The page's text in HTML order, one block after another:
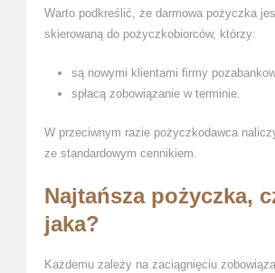
Warto podkreślić, że darmowa pożyczka
skierowaną do pożyczkobiorców, którzy:
są nowymi klientami firmy
spłacą zobowiązanie w terminie.
W przeciwnym razie pożyczkodawca
ze standardowym cennikiem.
Najtańsza pożyczka,
jaka?
Każdemu zależy na zaciągnięciu